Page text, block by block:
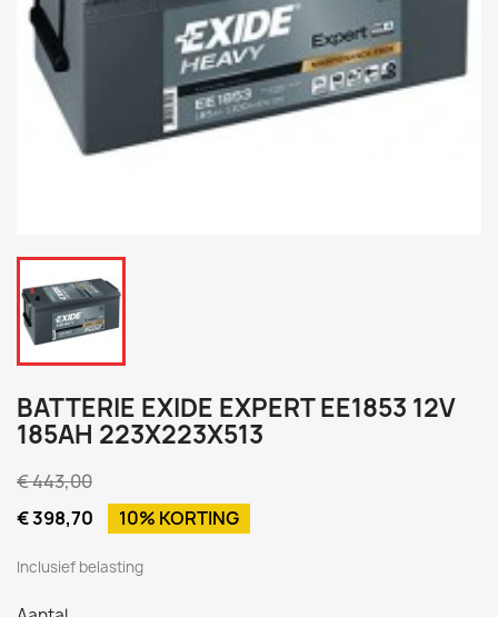
BATTERIE EXIDE EXPERT EE1853 12V
185AH 223X223X513
€ 443,00
€ 398,70
10% KORTING
Inclusief belasting